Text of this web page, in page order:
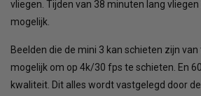
vliegen. Tijden van 38 minuten lang
mogelijk.
Beelden die de mini 3 kan schieten zijn
mogelijk om op 4k/30 fps te schieten. En
kwaliteit. Dit alles wordt vastgelegd door